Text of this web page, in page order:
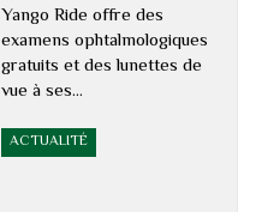
Yango Ride offre des
examens ophtalmologiques
gratuits et des lunettes de
vue à ses…
ACTUALITÉ